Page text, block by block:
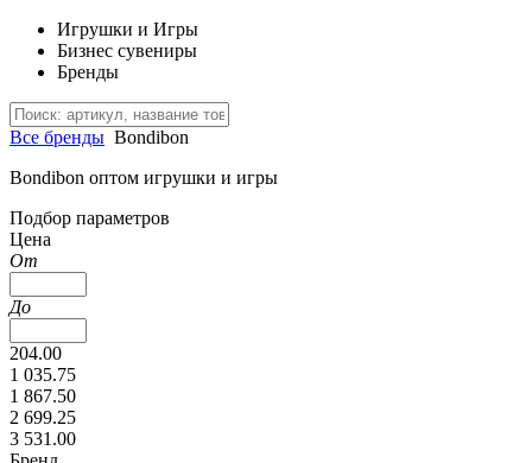
Игрушки и Игры
Бизнес сувениры
Бренды
Все бренды Bondibon
Bondibon оптом игрушки и игры
Подбор параметров
Цена
От
До
204.00
1 035.75
1 867.50
2 699.25
3 531.00